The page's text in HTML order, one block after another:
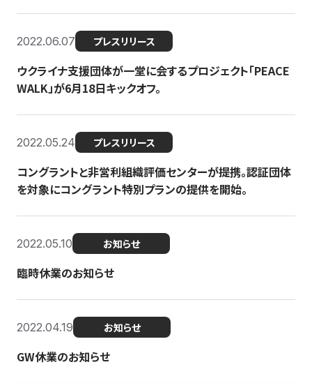
2022.06.07 プレスリリース
ウクライナ支援団体が一堂に会するプロジェクト「PEACE
WALK」が6月18日キックオフ。
2022.05.24 プレスリリース
コングラントと非営利組織評価センターが提携。認証団体
を対象にコングラント特別プランの提供を開始。
2022.05.10 お知らせ
臨時休業のお知らせ
2022.04.19 お知らせ
GW休業のお知らせ